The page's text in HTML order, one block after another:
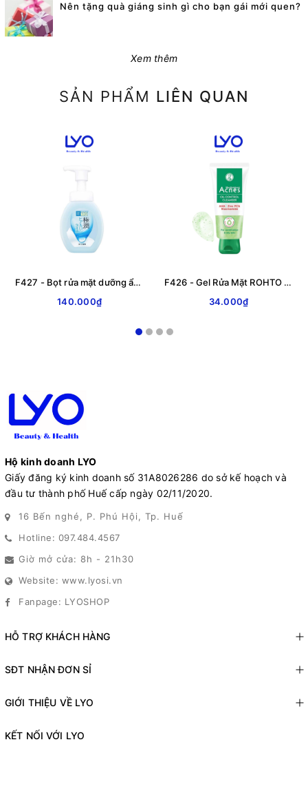
Nên tặng quà giáng sinh gì cho bạn gái mới quen?
Xem thêm
SẢN PHẨM LIÊN QUAN
F427 - Bọt rửa mặt dưỡng ẩm ROHTO Hada Labo Gokujyun Moisturizing Foaming Wash 160 ml
140.000₫
F426 - Gel Rửa Mặt ROHTO Acnes Kiểm Soát Nhờn Oil Control Cleanser
34.000₫
Hộ kinh doanh LYO
Giấy đăng ký kinh doanh số 31A8026286 do sở kế hoạch và
đầu tư thành phố Huế cấp ngày 02/11/2020.
16 Bến nghé, P. Phú Hội, Tp. Huế
Hotline: 097.484.4567
Giờ mở cửa: 8h - 21h30
Website: www.lyosi.vn
Fanpage: LYOSHOP
HỖ TRỢ KHÁCH HÀNG
SĐT NHẬN ĐƠN SỈ
GIỚI THIỆU VỀ LYO
KẾT NỐI VỚI LYO